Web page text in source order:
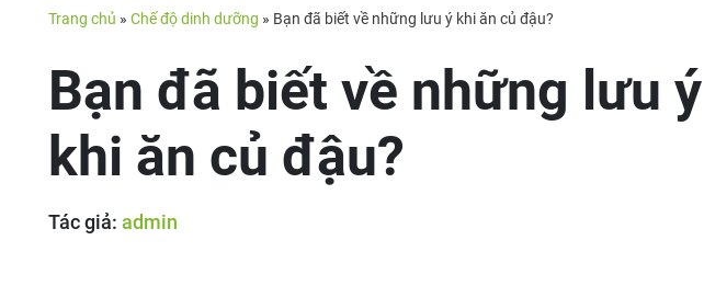
Trang chủ » Chế độ dinh dưỡng » Bạn đã biết về những lưu ý khi ăn củ đậu?
Bạn đã biết về những lưu ý
khi ăn củ đậu?
Tác giả: admin